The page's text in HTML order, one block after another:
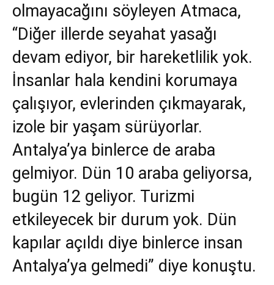
olmayacağını söyleyen Atmaca,
“Diğer illerde seyahat yasağı
devam ediyor, bir hareketlilik yok.
İnsanlar hala kendini korumaya
çalışıyor, evlerinden çıkmayarak,
izole bir yaşam sürüyorlar.
Antalya’ya binlerce de araba
gelmiyor. Dün 10 araba geliyorsa,
bugün 12 geliyor. Turizmi
etkileyecek bir durum yok. Dün
kapılar açıldı diye binlerce insan
Antalya’ya gelmedi” diye konuştu.